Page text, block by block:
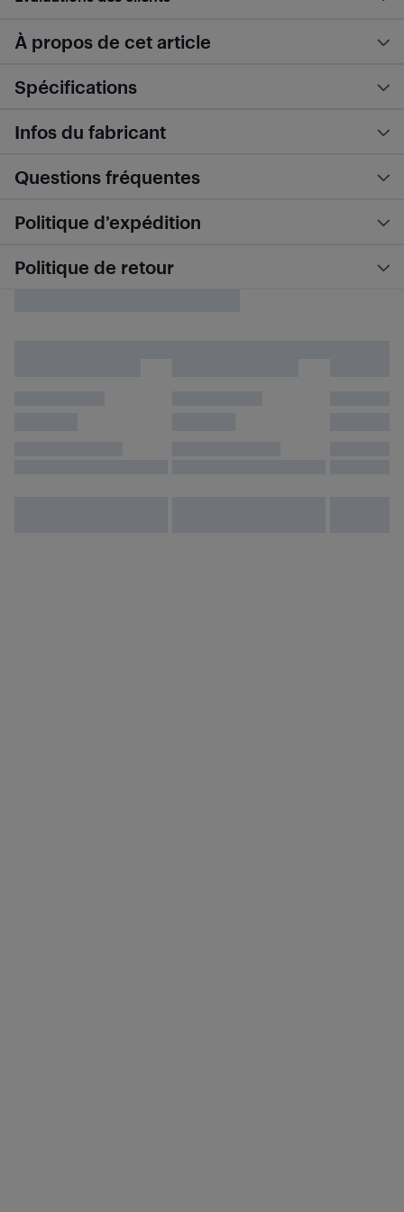
À propos de cet article
Spécifications
Infos du fabricant
Questions fréquentes
Politique d’expédition
Politique de retour